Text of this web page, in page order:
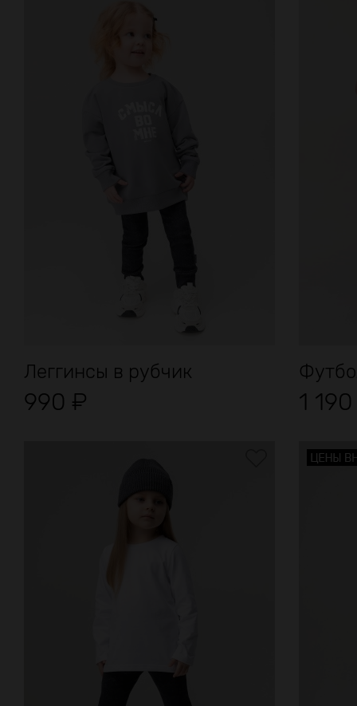
Леггинсы в рубчик
990 ₽ 1